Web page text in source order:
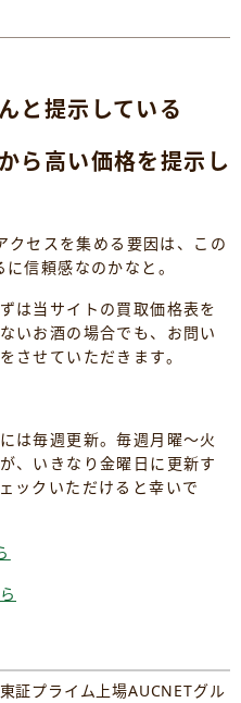
と提示している
ら高い価格を提示し
クセスを集める要因は、この
信頼感なのかなと。
は当サイトの買取価格表を
いお酒の場合でも、お問い
させていただきます。
は毎週更新。毎週月曜～火
、いきなり金曜日に更新す
ックいただけると幸いで
プライム上場AUCNETグル